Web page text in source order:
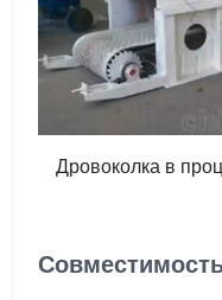
Дровоколка в